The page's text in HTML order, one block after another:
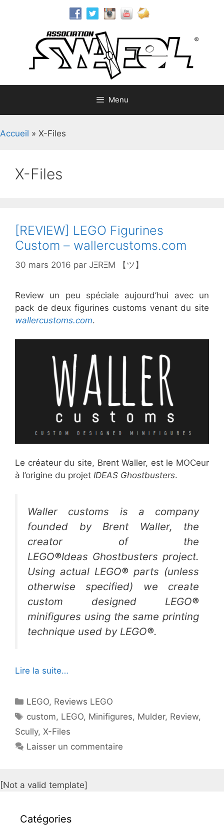
Menu
Accueil » X-Files
X-Files
[REVIEW] LEGO Figurines
Custom – wallercustoms.com
30 mars 2016 par JΞRΞM 【ツ】
Review un peu spéciale aujourd’hui avec un
pack de deux figurines customs venant du site
wallercustoms.com.
Le créateur du site, Brent Waller, est le MOCeur
à l’origine du projet IDEAS Ghostbusters.
Waller customs is a company
founded by Brent Waller, the
creator of the
LEGO®Ideas Ghostbusters project.
Using actual LEGO® parts (unless
otherwise specified) we create
custom designed LEGO®
minifigures using the same printing
technique used by LEGO®.
Lire la suite…
Catégories
LEGO, Reviews LEGO
Étiquettes
custom, LEGO, Minifigures, Mulder, Review,
Scully, X-Files
Laisser un commentaire
[Not a valid template]
Catégories